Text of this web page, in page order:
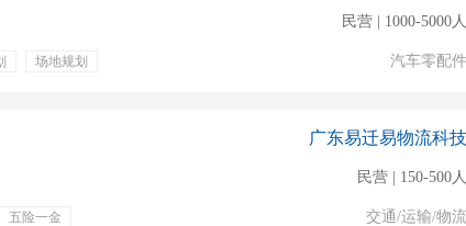
场地规划
民营 | 1000-5000人
汽车零配件
五险一金
广东易迁易物流科技
民营 | 150-500人
交通/运输/物流